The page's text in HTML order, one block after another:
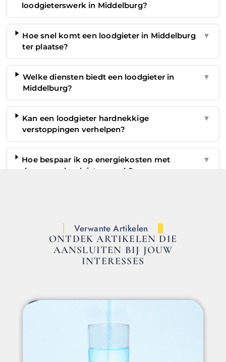
loodgieterswerk in Middelburg?
Hoe snel komt een loodgieter in Middelburg
ter plaatse?
▼
Welke diensten biedt een loodgieter in
Middelburg?
▼
Kan een loodgieter hardnekkige
verstoppingen verhelpen?
▼
Hoe bespaar ik op energiekosten met
duurzaam loodgieterswerk?
▼
Verwante Artikelen
ONTDEK ARTIKELEN DIE
AANSLUITEN BIJ JOUW
INTERESSES